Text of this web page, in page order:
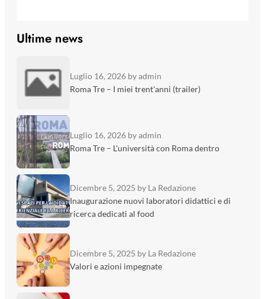
Ultime news
Luglio 16, 2026 by admin
Roma Tre – I miei trent'anni (trailer)
Luglio 16, 2026 by admin
Roma Tre – L'università con Roma dentro
Dicembre 5, 2025 by La Redazione
Inaugurazione nuovi laboratori didattici e di
ricerca dedicati al food
Dicembre 5, 2025 by La Redazione
Valori e azioni impegnate